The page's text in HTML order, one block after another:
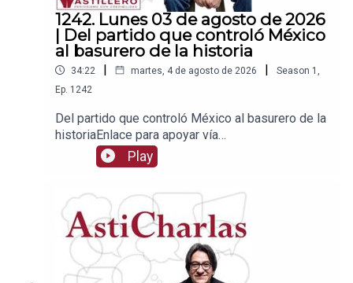
1242. Lunes 03 de agosto de 2026
| Del partido que controló México
al basurero de la historia
34:22 | martes, 4 de agosto de 2026 | Season 1
Ep. 1242
Del partido que controló México al basurero de la
historiaEnlace para apoyar vía
Patreon:https://www.patreon.com/julioastilleroEnl
ace para hacer donaciones vía
a para hacer transferencias a cuenta BBVA a
nombre de Julio Hernández López:
1539408017CLABE: 012 320 01539408017
2Tienda:https://julioastillerotienda.com/
Play